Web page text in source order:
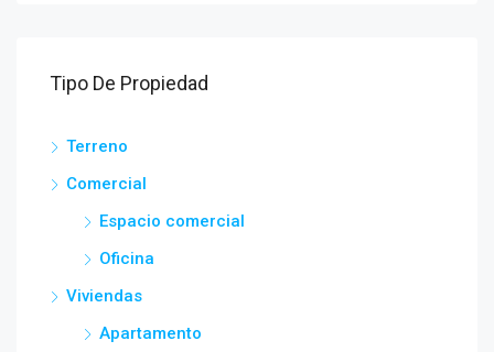
Tipo De Propiedad
Terreno
Comercial
Espacio comercial
Oficina
Viviendas
Apartamento